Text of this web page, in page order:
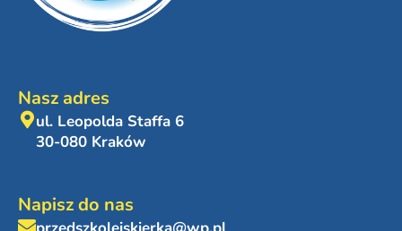
Nasz adres
ul. Leopolda Staffa 6
30-080 Kraków
Napisz do nas